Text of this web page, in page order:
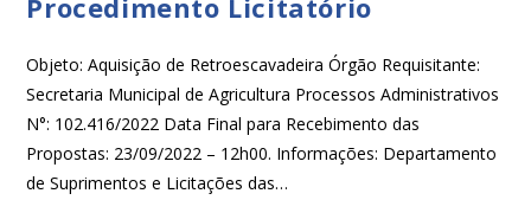
Procedimento Licitatório
Objeto: Aquisição de Retroescavadeira Órgão Requisitante:
Secretaria Municipal de Agricultura Processos Administrativos
N°: 102.416/2022 Data Final para Recebimento das
Propostas: 23/09/2022 – 12h00. Informações: Departamento
de Suprimentos e Licitações das…